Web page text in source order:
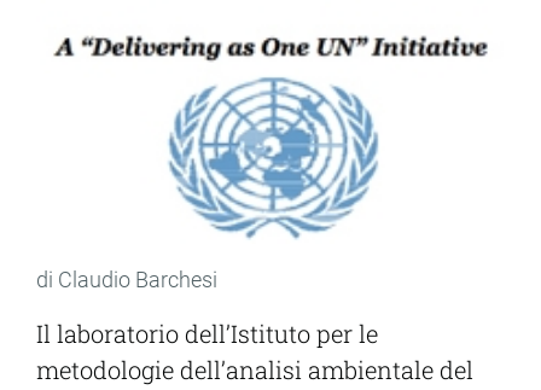
di Claudio Barchesi
Il laboratorio dell’Istituto per le
metodologie dell’analisi ambientale del